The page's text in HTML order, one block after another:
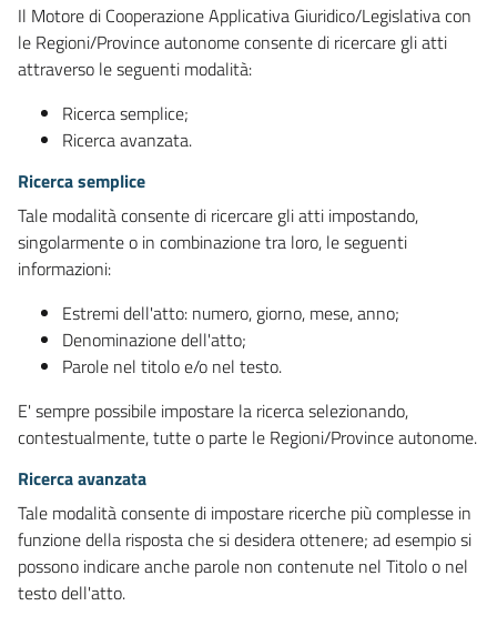
Il Motore di Cooperazione Applicativa Giuridico/Legislativa con
le Regioni/Province autonome consente di ricercare gli atti
attraverso le seguenti modalità:
Ricerca semplice;
Ricerca avanzata.
Ricerca semplice
Tale modalità consente di ricercare gli atti impostando,
singolarmente o in combinazione tra loro, le seguenti
informazioni:
Estremi dell'atto: numero, giorno, mese, anno;
Denominazione dell'atto;
Parole nel titolo e/o nel testo.
E' sempre possibile impostare la ricerca selezionando,
contestualmente, tutte o parte le Regioni/Province autonome.
Ricerca avanzata
Tale modalità consente di impostare ricerche più complesse in
funzione della risposta che si desidera ottenere; ad esempio si
possono indicare anche parole non contenute nel Titolo o nel
testo dell'atto.